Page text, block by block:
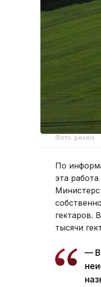
Фото: pexels
По
эта
гектаров.
тысячи
— В